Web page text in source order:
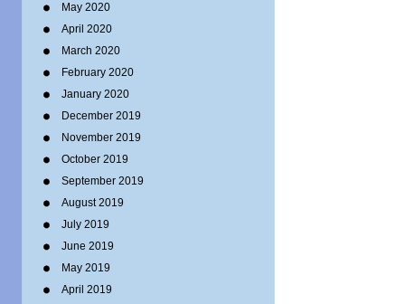
May 2020
April 2020
March 2020
February 2020
January 2020
December 2019
November 2019
October 2019
September 2019
August 2019
July 2019
June 2019
May 2019
April 2019